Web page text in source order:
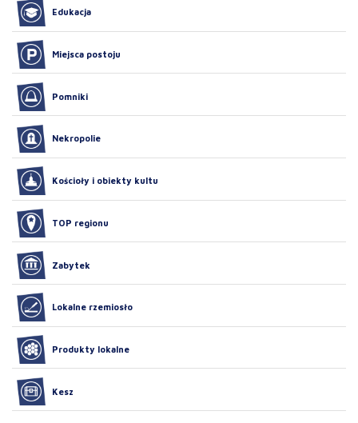
Edukacja
Miejsca postoju
Pomniki
Nekropolie
Kościoły i obiekty kultu
TOP regionu
Zabytek
Lokalne rzemiosło
Produkty lokalne
Kesz